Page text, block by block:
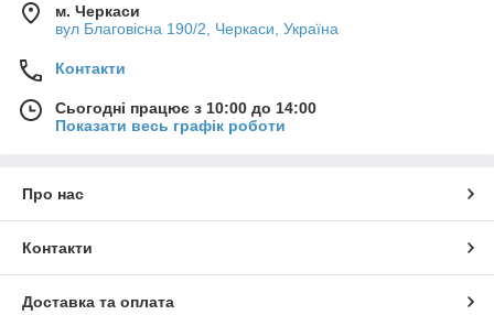
м. Черкаси
вул Благовісна 190/2, Черкаси, Україна
Контакти
Сьогодні працює з 10:00 до 14:00
Показати весь графік роботи
Про нас
Контакти
Доставка та оплата